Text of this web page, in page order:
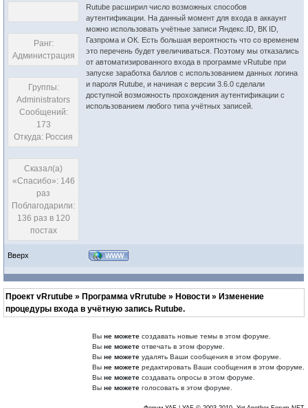
Ранг:
Администрация
Группы:
Administrators
Сообщений:
173
Откуда: Россия
Сказал(а)
«Спасибо»: 146
раз
Поблагодарили:
136 раз в 120
постах
Rutube расширил число возможных способов
аутентификации. На данный момент для входа в аккаунт
можно использовать учётные записи Яндекс.ID, ВК ID,
Газпрома и ОК. Есть большая вероятность что со временем
это перечень будет увеличиваться. Поэтому мы отказались
от автоматизированного входа в программе vRutube при
запуске заработка баллов с использованием данных логина
и пароля Rutube, и начиная с версии 3.6.0 сделали
доступной возможность прохождения аутентификации с
использованием любого типа учётных записей.
Вверх WWW
Проект vRrutube » Программа vRrutube » Новости » Изменение
процедуры входа в учётную запись Rutube.
Вы не можете создавать новые темы в этом форуме.
Вы не можете отвечать в этом форуме.
Вы не можете удалять Ваши сообщения в этом форуме.
Вы не можете редактировать Ваши сообщения в этом форуме.
Вы не можете создавать опросы в этом форуме.
Вы не можете голосовать в этом форуме.